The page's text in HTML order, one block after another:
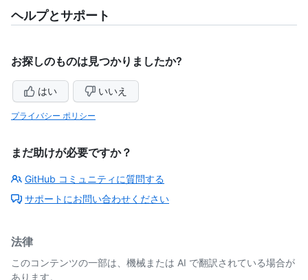
ヘルプとサポート
お探しのものは見つかりましたか?
はい いいえ
プライバシー ポリシー
まだ助けが必要ですか？
GitHub コミュニティに質問する
サポートにお問い合わせください
法律
このコンテンツの一部は、機械または AI で翻訳されている場合が
あります。